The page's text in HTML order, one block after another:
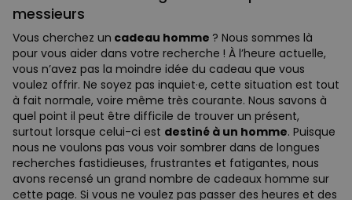
messieurs
Vous cherchez un cadeau homme ? Nous sommes là
pour vous aider dans votre recherche ! À l’heure actuelle,
vous n’avez pas la moindre idée du cadeau que vous
voulez offrir. Ne soyez pas inquiet·e, cette situation est tout
à fait normale, voire même très courante. Nous savons à
quel point il peut être difficile de trouver un présent,
surtout lorsque celui-ci est destiné à un homme. Puisque
nous ne voulons pas vous voir sombrer dans de longues
recherches fastidieuses, frustrantes et fatigantes, nous
avons recensé un grand nombre de cadeaux homme sur
cette page. Si vous ne voulez pas passer des heures et des